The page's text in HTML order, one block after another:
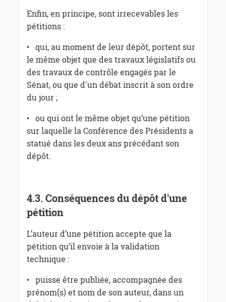
Enfin, en principe, sont irrecevables les
pétitions :
• qui, au moment de leur dépôt, portent sur
le même objet que des travaux législatifs ou
des travaux de contrôle engagés par le
Sénat, ou que d'un débat inscrit à son ordre
du jour ;
• ou qui ont le même objet qu’une pétition
sur laquelle la Conférence des Présidents a
statué dans les deux ans précédant son
dépôt.
4.3. Conséquences du dépôt d'une
pétition
L’auteur d’une pétition accepte que la
pétition qu’il envoie à la validation
technique :
• puisse être publiée, accompagnée des
prénom(s) et nom de son auteur, dans un